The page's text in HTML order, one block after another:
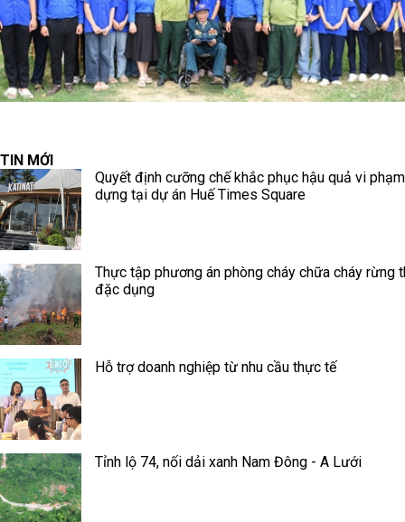
TIN MỚI
Quyết định cưỡng chế khắc phục hậu quả vi
dựng tại dự án Huế Times Square
Thực tập phương án phòng cháy chữa cháy rừng
đặc dụng
Hỗ trợ doanh nghiệp từ nhu cầu thực tế
Tỉnh lộ 74, nối dải xanh Nam Đông - A Lưới